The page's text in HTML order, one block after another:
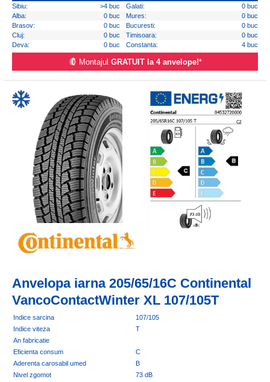
Sibiu: >4 buc Galati:
0 buc
Alba:
0 buc Mures:
0 buc
Brasov:
0 buc Bucuresti:
0 buc
Cluj:
0 buc Timisoara:
0 buc
Deva:
0 buc Constanta: 4 buc
Montajul GRATUIT la 4 anvelope!*
Anvelopa iarna 205/65/16C Continental
VancoContactWinter XL 107/105T
Indice sarcina
107/105
Indice viteza
T
An fabricatie
Eficienta consum
C
Aderenta carosabil umed
B
Nivel zgomot
73 dB